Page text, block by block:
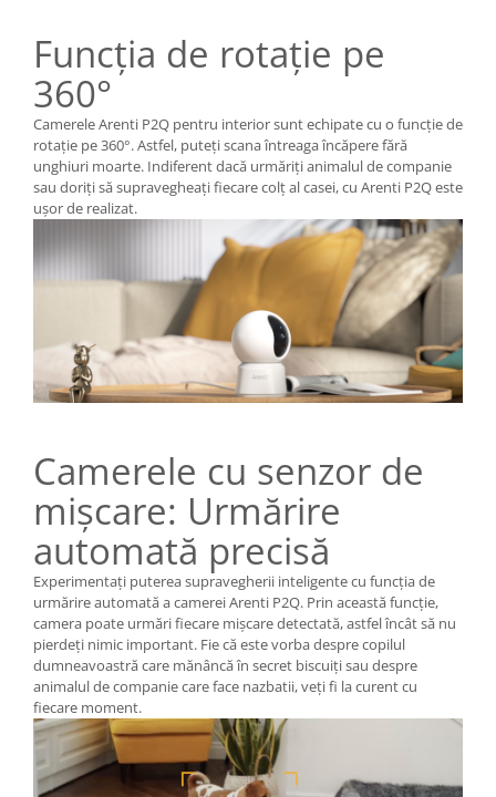
Funcția de rotație pe
360°
Camerele Arenti P2Q pentru interior sunt echipate cu o funcție de
rotație pe 360°. Astfel, puteți scana întreaga încăpere fără
unghiuri moarte. Indiferent dacă urmăriți animalul de companie
sau doriți să supravegheați fiecare colț al casei, cu Arenti P2Q este
ușor de realizat.
Camerele cu senzor de
mișcare: Urmărire
automată precisă
Experimentați puterea supravegherii inteligente cu funcția de
urmărire automată a camerei Arenti P2Q. Prin această funcție,
camera poate urmări fiecare mișcare detectată, astfel încât să nu
pierdeți nimic important. Fie că este vorba despre copilul
dumneavoastră care mănâncă în secret biscuiți sau despre
animalul de companie care face nazbatii, veți fi la curent cu
fiecare moment.